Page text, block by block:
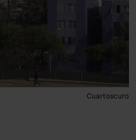
Cuartoscuro